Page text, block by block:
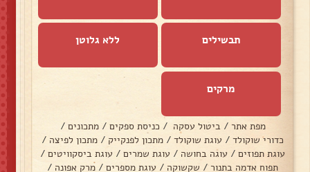
תבשילים ללא גלוטן
מרקים
מפת אתר / ביטול עסקה / כניסת ספקים / מתכונים /
כדורי שוקולד / עוגת שוקולד / מתכון לפנקייק / מתכון לפיצה /
עוגת תפוזים / עוגה בחושה / עוגת שמרים / עוגת ביסקוויטים /
תפוח אדמה בתנור / שקשוקה / עוגת מספרים / מרק אפונה /